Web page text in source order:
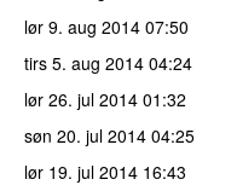
lør 9. aug 2014 07:50
tirs 5. aug 2014 04:24
lør 26. jul 2014 01:32
søn 20. jul 2014 04:25
lør 19. jul 2014 16:43